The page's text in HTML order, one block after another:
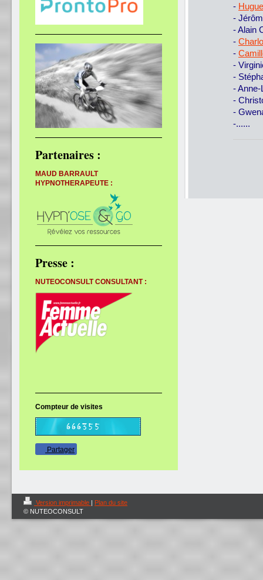
-
-
- Alain
-
-
-
-
-
-
-
-......
Partenaires :
MAUD BARRAULT
HYPNOTHERAPEUTE :
Presse :
NUTEOCONSULT CONSULTANT :
Compteur de visites
Partager
Version imprimable | Plan du site
© NUTEOCONSULT